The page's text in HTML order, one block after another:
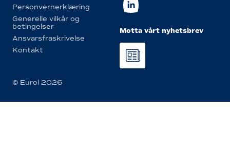
Personvernerklæring
Generelle vilkår og
betingelser
Ansvarsfraskrivelse
Kontakt
Motta vårt nyhetsbrev
© Eurol 2026